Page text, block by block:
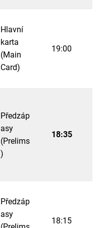
Hlavní
karta
(Main
Card)
19:00
Předzáp
asy
(Prelims
)
18:35
Předzáp
asy
18:15